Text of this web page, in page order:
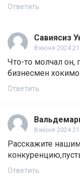
Ответить
Савиясиз
8 июня 2024
Что-то молчал он,
бизнесмен
Ответить
8 июня 2024
Расскажите
Ответить